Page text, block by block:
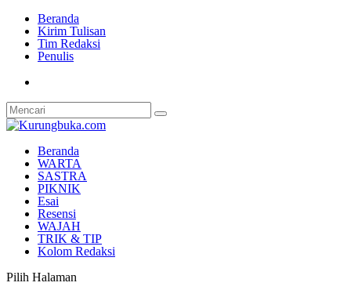
Beranda
Kirim Tulisan
Tim Redaksi
Penulis
Beranda
WARTA
SASTRA
PIKNIK
Esai
Resensi
WAJAH
TRIK & TIP
Kolom Redaksi
Pilih Halaman